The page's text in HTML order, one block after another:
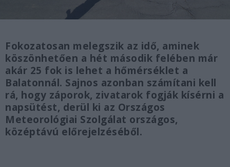
Fokozatosan melegszik az idő, aminek
köszönhetően a hét második felében már
akár 25 fok is lehet a hőmérséklet a
Balatonnál. Sajnos azonban számítani kell
rá, hogy záporok, zivatarok fogják kísérni a
napsütést, derül ki az Országos
Meteorológiai Szolgálat országos,
középtávú előrejelzéséből.